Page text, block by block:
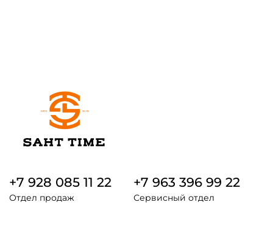
+7 928 085 11 22
Отдел продаж
+7 963 396 99 22
Сервисный отдел